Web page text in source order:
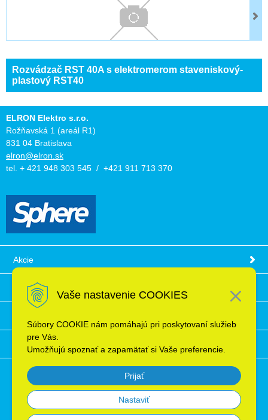
Vaše nastavenie COOKIES
Súbory COOKIE nám pomáhajú pri poskytovaní služieb
pre Vás.
Umožňujú spoznať a zapamätať si Vaše preferencie.
Prijať
Nastaviť
Rozvádzač RST 40A s elektromerom staveniskový-
plastový RST40
ELRON Elektro s.r.o.
Rožňavská 1 (areál R1)
831 04 Bratislava
elron@elron.sk
tel. + 421 948 303 545 / +421 911 713 370
Akcie
Obchodné podmienky
Ochrana osobných údajov